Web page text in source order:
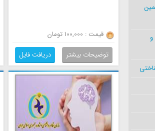
قیمت : 100,000 تومان
توضیحات بیشتر
دریافت فایل